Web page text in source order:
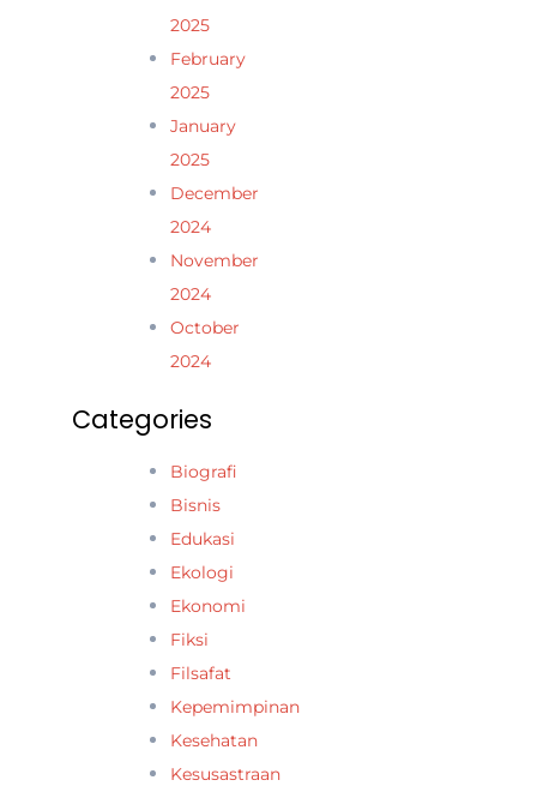
2025
February
2025
January
2025
December
2024
November
2024
October
2024
Categories
Biografi
Bisnis
Edukasi
Ekologi
Ekonomi
Fiksi
Filsafat
Kepemimpinan
Kesehatan
Kesusastraan